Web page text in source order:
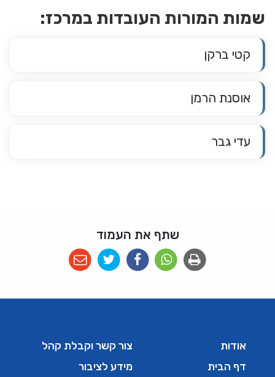
שמות המורות העובדות במרכז:
קטי ברקן
אוסנת הרמן
עדי גבר
שתף את העמוד
אודות
דף הבית
צור קשר וקבלת קהל
מידע לציבור